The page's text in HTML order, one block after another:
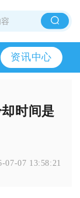
资讯中心
时间是
07-07 13:58:21